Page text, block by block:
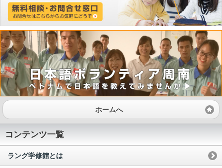
ホームへ
コンテンツ一覧
ラング学修館とは